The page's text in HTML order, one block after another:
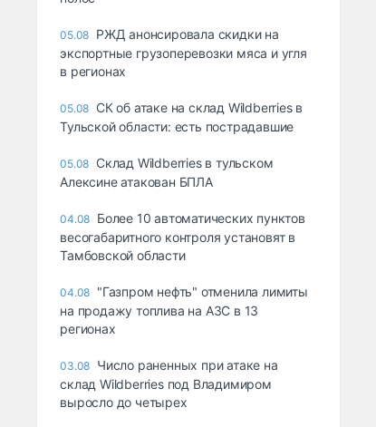
05.08 РЖД анонсировала скидки на
экспортные грузоперевозки мяса и угля
в регионах
05.08 СК об атаке на склад Wildberries в
Тульской области: есть пострадавшие
05.08 Склад Wildberries в тульском
Алексине атакован БПЛА
04.08 Более 10 автоматических пунктов
весогабаритного контроля установят в
Тамбовской области
04.08 "Газпром нефть" отменила лимиты
на продажу топлива на АЗС в 13
регионах
03.08 Число раненных при атаке на
склад Wildberries под Владимиром
выросло до четырех